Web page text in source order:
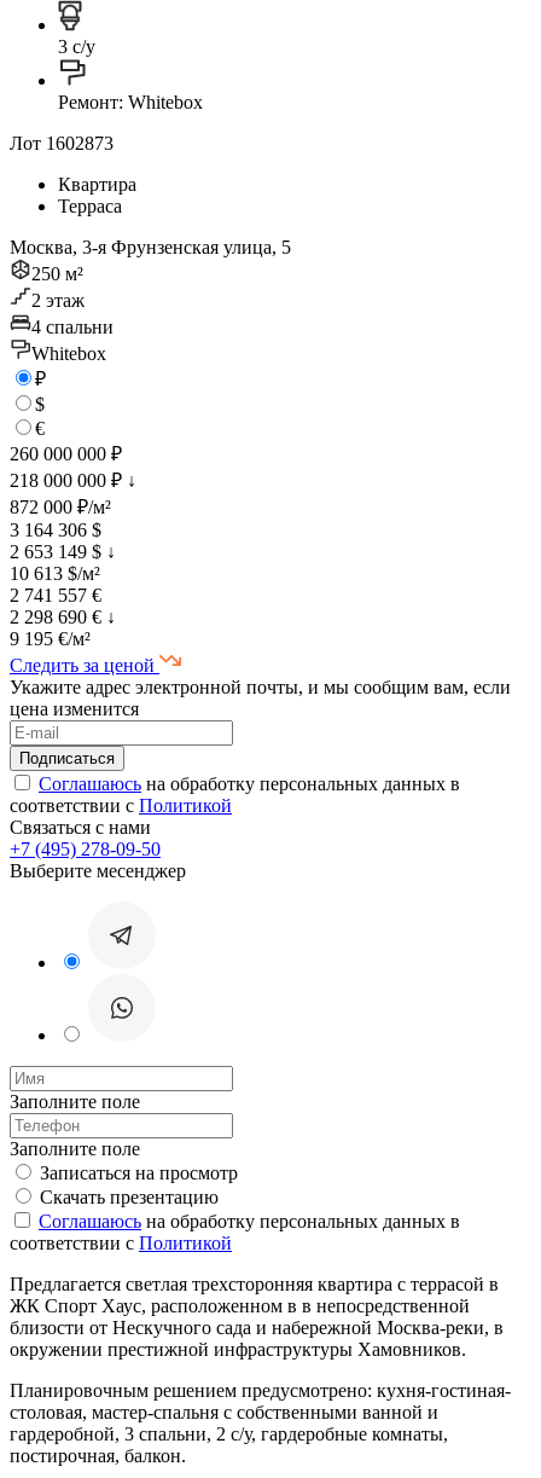
3 с/у
Ремонт: Whitebox
Лот 1602873
Квартира
Терраса
Москва, 3-я Фрунзенская улица, 5
250 м²
2 этаж
4 спальни
Whitebox
₽
$
€
260 000 000 ₽
218 000 000 ₽ ↓
872 000 ₽/м²
3 164 306 $
2 653 149 $ ↓
10 613 $/м²
2 741 557 €
2 298 690 € ↓
9 195 €/м²
Следить за ценой
Укажите адрес электронной почты, и мы сообщим вам, если
цена изменится
Соглашаюсь на обработку персональных данных в
соответствии с Политикой
Связаться с нами
+7 (495) 278-09-50
Выберите месенджер
Заполните поле
Заполните поле
Записаться на просмотр
Скачать презентацию
Соглашаюсь на обработку персональных данных в
соответствии с Политикой
Предлагается светлая трехсторонняя квартира с террасой в
ЖК Спорт Хаус, расположенном в в непосредственной
близости от Нескучного сада и набережной Москва-реки, в
окружении престижной инфраструктуры Хамовников.
Планировочным решением предусмотрено: кухня-гостиная-
столовая, мастер-спальня с собственными ванной и
гардеробной, 3 спальни, 2 с/у, гардеробные комнаты,
постирочная, балкон.